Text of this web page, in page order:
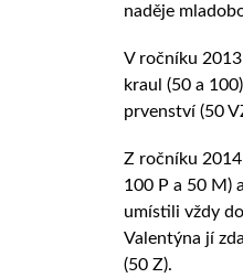
naděje
V ročníku
kraul (50 a
prvenství (50
Z ročníku
100 P a 50 M)
umístili vždy
Valentýna jí
(50 Z).